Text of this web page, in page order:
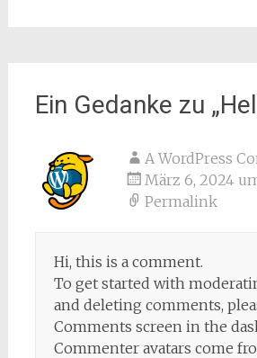
Ein Gedanke zu „
A WordPress
März 6, 2024
Permalink
Hi, this is a comment.
To get started with
and deleting comments,
Comments screen in the
Commenter avatars come